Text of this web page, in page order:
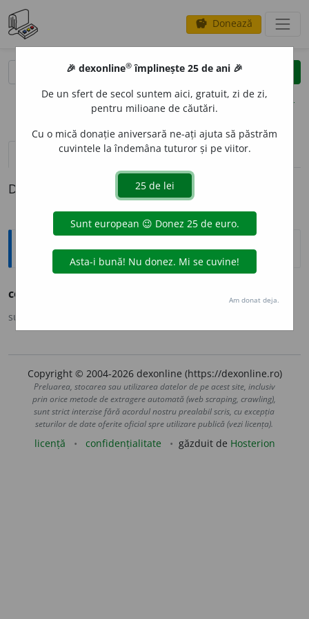
savings Donează
clear
opțiuni
definiții (1) pronunțievolume_up (50)
Definiția cu ID-ul 1132653:
Ortografice DOOM
companie
sursa:
Copyright © 2004-2026 dexonline (https://dexonline.ro)
Preluarea, stocarea sau utilizarea datelor de pe acest site, inclusiv
prin orice metode de extragere automată (web scraping, crawling),
sunt strict interzise fără acordul nostru prealabil scris, cu excepția
seturilor de date oferite oficial spre utilizare publică (vezi licența).
licență confidențialitate găzduit de Hosterion
🎉 dexonline® împlinește 25 de ani 🎉
De un sfert de secol suntem aici, gratuit, zi de zi,
pentru milioane de căutări.
Cu o mică donație aniversară ne-ați ajuta să păstrăm
cuvintele la îndemâna tuturor și pe viitor.
Am donat deja.